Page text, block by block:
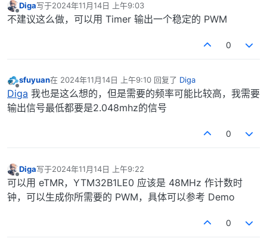
离线
Diga写于2024年11月14日 上午9:03
最后由 编辑
不建议这么做，可以用 Timer 输出一个稳定的 PWM
0
离线
sfuyuan在 2024年11月14日 上午9:10 回复了 Diga
最后由 编辑
Diga 我也是这么想的，但是需要的频率可能比较高，我需要
输出信号最低都要是2.048mhz的信号
0
离线
Diga写于2024年11月14日 上午9:22
最后由 编辑
可以用 eTMR，YTM32B1LE0 应该是 48MHz 作计数时
钟，可以生成你所需要的 PWM，具体可以参考 Demo
0